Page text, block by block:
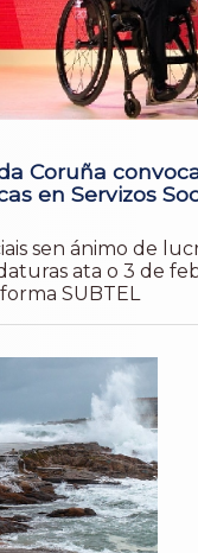
Coruña
en Servizos
sen ánimo de
ata o 3 de
SUBTEL